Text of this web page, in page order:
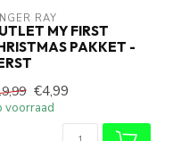
RAY
MY FIRST
PAKKET -
€4,99
voorraad